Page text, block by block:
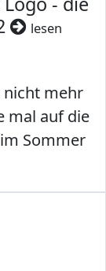
lesen
nicht mehr
mal auf die
Sommer